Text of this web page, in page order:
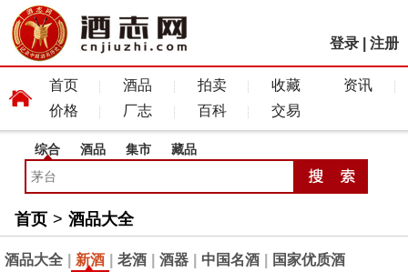
登录 注册
首页 酒品 拍卖 收藏
资讯
价格
厂志 百科 交易
综合 酒品 集市 藏品
首页 > 酒品大全
酒品大全 新酒 老酒 酒器 中国名酒 国家优质酒